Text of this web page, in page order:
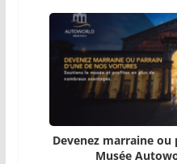
Devenez marraine ou
Musée